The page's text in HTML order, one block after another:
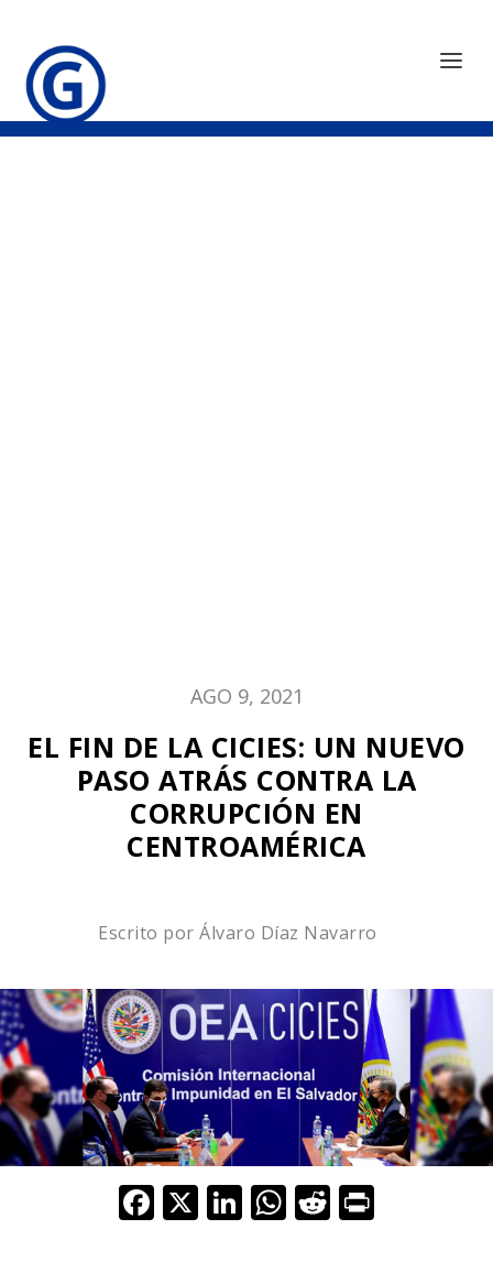
AGO 9, 2021
EL FIN DE LA CICIES: UN NUEVO
PASO ATRÁS CONTRA LA
CORRUPCIÓN EN
CENTROAMÉRICA
Escrito por Álvaro Díaz Navarro
F X Li W R